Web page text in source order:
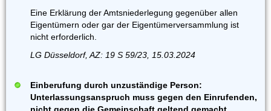
Eine Erklärung der Amtsniederlegung gegenüber allen
Eigentümern oder gar der Eigentümerversammlung ist
nicht erforderlich.
LG Düsseldorf, AZ: 19 S 59/23, 15.03.2024
Einberufung durch unzuständige Person:
Unterlassungsanspruch muss gegen den Einrufenden,